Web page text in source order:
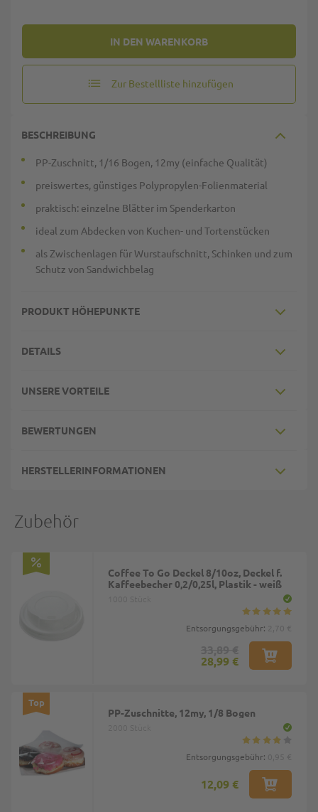
IN DEN WARENKORB
Zur Bestellliste hinzufügen
BESCHREIBUNG
PP-Zuschnitt, 1/16 Bogen, 12my (einfache Qualität)
preiswertes, günstiges Polypropylen-Folienmaterial
praktisch: einzelne Blätter im Spenderkarton
ideal zum Abdecken von Kuchen- und Tortenstücken
als Zwischenlagen für Wurstaufschnitt, Schinken und zum
Schutz von Sandwichbelag
PRODUKT HÖHEPUNKTE
DETAILS
UNSERE VORTEILE
BEWERTUNGEN
HERSTELLERINFORMATIONEN
Zubehör
Coffee To Go Deckel 8/10oz, Deckel f.
Kaffeebecher 0,2/0,25l, Plastik - weiß
Entsorgungsgebühr:
28,99 €
Top
PP-Zuschnitte, 12my, 1/8 Bogen
Entsorgungsgebühr:
12,09 €